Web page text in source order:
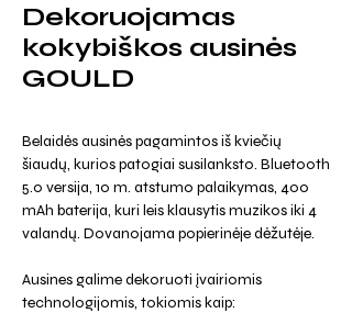
Dekoruojamas
kokybiškos ausinės
GOULD
Belaidės ausinės pagamintos iš kviečių
šiaudų, kurios patogiai susilanksto. Bluetooth
5.0 versija, 10 m. atstumo palaikymas, 400
mAh baterija, kuri leis klausytis muzikos iki 4
valandų. Dovanojama popierinėje dėžutėje.
Ausines galime dekoruoti įvairiomis
technologijomis, tokiomis kaip: